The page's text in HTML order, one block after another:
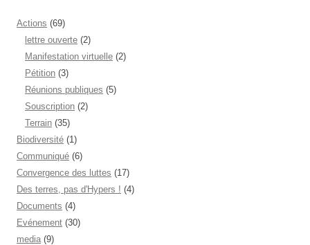
Actions (69)
lettre ouverte (2)
Manifestation virtuelle (2)
Pétition (3)
Réunions publiques (5)
Souscription (2)
Terrain (35)
Biodiversité (1)
Communiqué (6)
Convergence des luttes (17)
Des terres, pas d'Hypers ! (4)
Documents (4)
Evénement (30)
media (9)